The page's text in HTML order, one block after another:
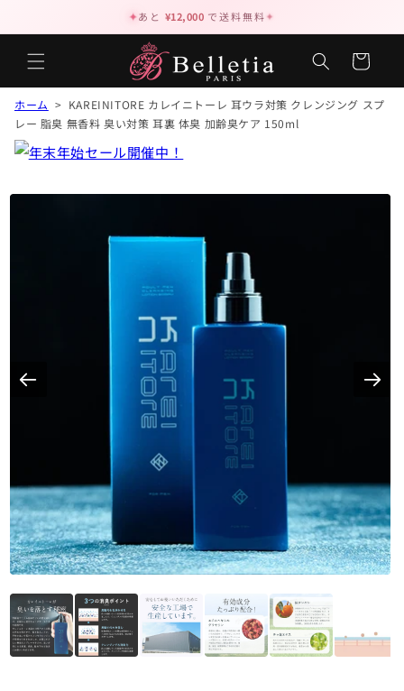
✦あと ¥12,000 で送料無料 ✦
カ
ー
ホーム > KAREINITORE カレイニトーレ 耳ウラ対策 クレンジング スプ
レー 脂臭 無香料 臭い対策 耳裏 体臭 加齢臭ケア 150ml